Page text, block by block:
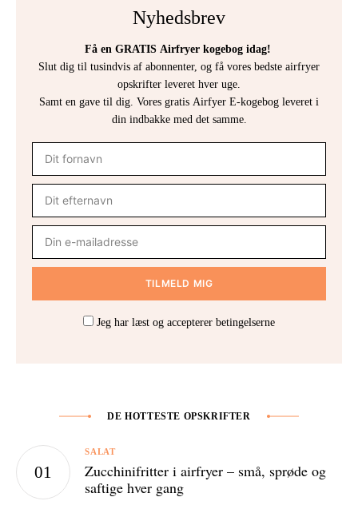
Nyhedsbrev
Få en GRATIS Airfryer kogebog idag!
Slut dig til tusindvis af abonnenter, og få vores bedste airfryer
opskrifter leveret hver uge.
Samt en gave til dig. Vores gratis Airfyer E-kogebog leveret i
din indbakke med det samme.
Jeg har læst og accepterer betingelserne
DE HOTTESTE OPSKRIFTER
SALAT
Zucchinifritter i airfryer – små, sprøde og
saftige hver gang